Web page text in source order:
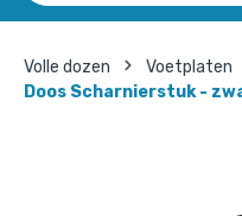
Volle dozen
Voetplaten
Doos Scharnierstuk -